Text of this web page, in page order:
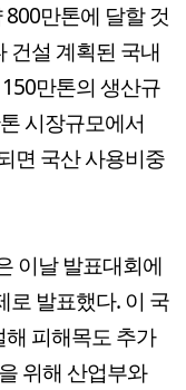
만톤에 달할 것
건설 계획된 국내
만톤의 생산규
시장규모에서
면 국산 사용비중
이날 발표대회에
로 발표했다. 이 국
해 피해목도 추가
위해 산업부와